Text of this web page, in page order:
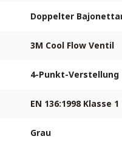
Doppelter
3M Cool Flow Ventil
4-Punkt-Verstellung
EN 136:1998 Klasse 1
Grau